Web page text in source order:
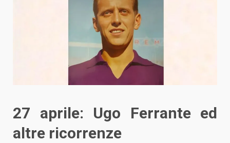
27 aprile: Ugo Ferrante ed
altre ricorrenze